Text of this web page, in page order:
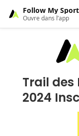
Trail des
2024
Follow My Sport
Ouvre dans l’app